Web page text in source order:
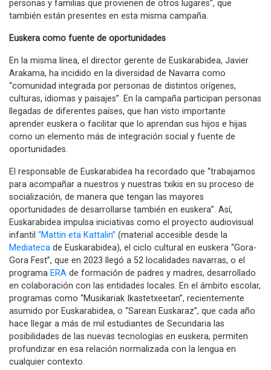
personas y familias que provienen de otros lugares”, que
también están presentes en esta misma campaña.
Euskera como fuente de oportunidades
En la misma línea, el director gerente de Euskarabidea, Javier
Arakama, ha incidido en la diversidad de Navarra como
“comunidad integrada por personas de distintos orígenes,
culturas, idiomas y paisajes”. En la campaña participan personas
llegadas de diferentes países, que han visto importante
aprender euskera o facilitar que lo aprendan sus hijos e hijas
como un elemento más de integración social y fuente de
oportunidades.
El responsable de Euskarabidea ha recordado que “trabajamos
para acompañar a nuestros y nuestras txikis en su proceso de
socialización, de manera que tengan las mayores
oportunidades de desarrollarse también en euskera”. Así,
Euskarabidea impulsa iniciativas como el proyecto audiovisual
infantil “Mattin eta Kattalin” (material accesible desde la
Mediateca de Euskarabidea), el ciclo cultural en euskera “Gora-
Gora Fest”, que en 2023 llegó a 52 localidades navarras, o el
programa ERA de formación de padres y madres, desarrollado
en colaboración con las entidades locales. En el ámbito escolar,
programas como “Musikariak Ikastetxeetan”, recientemente
asumido por Euskarabidea, o “Sarean Euskaraz”, que cada año
hace llegar a más de mil estudiantes de Secundaria las
posibilidades de las nuevas tecnologías en euskera, permiten
profundizar en esa relación normalizada con la lengua en
cualquier contexto.